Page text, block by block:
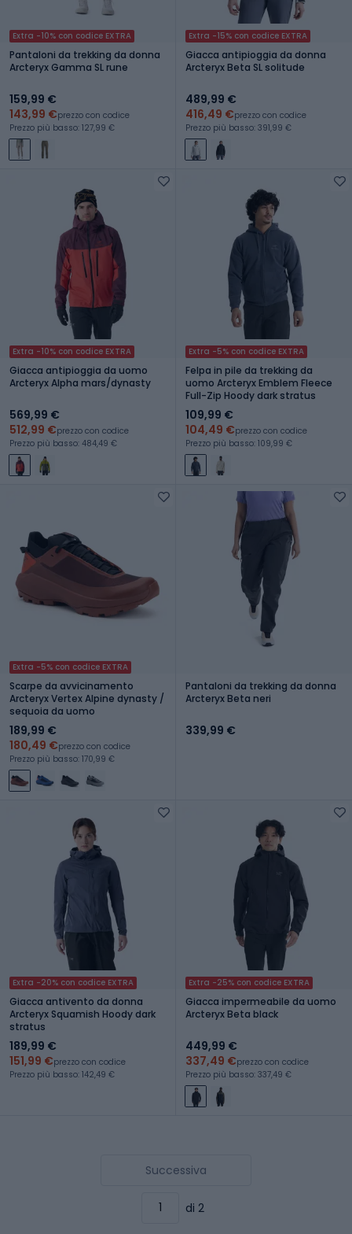
Extra -10% con codice EXTRA
Pantaloni da trekking da donna
Arcteryx Gamma SL rune
159,99 €
143,99 €prezzo con codice
Prezzo più basso: 127,99 €
Extra -15% con codice EXTRA
Giacca antipioggia da donna
Arcteryx Beta SL solitude
489,99 €
416,49 €prezzo con codice
Prezzo più basso: 391,99 €
Extra -10% con codice EXTRA
Giacca antipioggia da uomo
Arcteryx Alpha mars/dynasty
569,99 €
512,99 €prezzo con codice
Prezzo più basso: 484,49 €
Extra -5% con codice EXTRA
Felpa in pile da trekking da
uomo Arcteryx Emblem Fleece
Full-Zip Hoody dark stratus
109,99 €
104,49 €prezzo con codice
Prezzo più basso: 109,99 €
Extra -5% con codice EXTRA
Scarpe da avvicinamento
Arcteryx Vertex Alpine dynasty /
sequoia da uomo
189,99 €
180,49 €prezzo con codice
Prezzo più basso: 170,99 €
Pantaloni da trekking da donna
Arcteryx Beta neri
339,99 €
Extra -20% con codice EXTRA
Giacca antivento da donna
Arcteryx Squamish Hoody dark
stratus
189,99 €
151,99 €prezzo con codice
Prezzo più basso: 142,49 €
Extra -25% con codice EXTRA
Giacca impermeabile da uomo
Arcteryx Beta black
449,99 €
337,49 €prezzo con codice
Prezzo più basso: 337,49 €
Successiva
di 2